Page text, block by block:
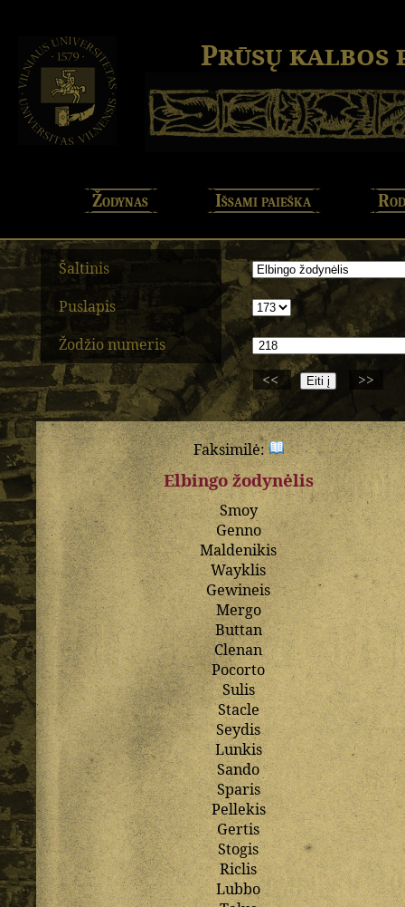
Prūsų kalbos
Žodynas Išsami paieška
Šaltinis
Puslapis
Žodžio numeris
<<
>>
Faksimilė:
Elbingo žodynėlis
Smoy
Genno
Maldenikis
Wayklis
Gewineis
Mergo
Buttan
Clenan
Pocorto
Sulis
Stacle
Seydis
Lunkis
Sando
Sparis
Pellekis
Gertis
Stogis
Riclis
Lubbo